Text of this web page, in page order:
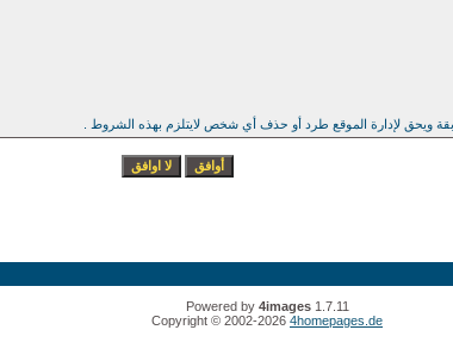
ويحق لإدارة الموقع طرد أو حذف أي شخص لايتلزم بهذه الشروط .
Powered by 4images1.7.11
Copyright © 2002-2026 4homepages.de